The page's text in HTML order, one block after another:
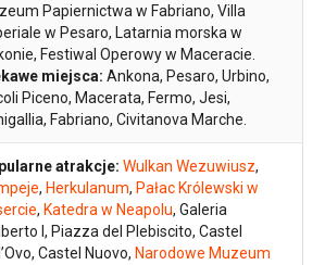
Papiernictwa w Fabriano, Villa
w Pesaro, Latarnia morska w
Festiwal Operowy w Maceracie.
miejsca: Ankona, Pesaro, Urbino,
Piceno, Macerata, Fermo, Jesi,
Fabriano, Civitanova Marche.
atrakcje: Wulkan Wezuwiusz,
, Herkulanum, Pałac Królewski w
, Katedra w Neapolu, Galeria
I, Piazza del Plebiscito, Castel
Castel Nuovo, Narodowe Muzeum